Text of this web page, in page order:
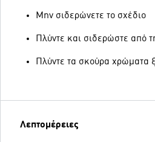
Μην σιδερώνετε το σχέδιο
Πλύντε και σιδερώστε από
Πλύντε τα σκούρα χρώματα
Λεπτομέρειες